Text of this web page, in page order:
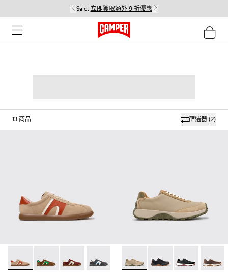
Sale: 立即獲取額外 9 折優惠
篩選器(2)
13商品
Pelotas Soller - K100937-036 - 男裝多色麂皮和皮革運動鞋。
Pelotas Soller - K100937-038
Pelotas Soller - K100937-037
Pelotas Soller - K100937-033
Pelotas Soller - K100937-031
Pelotas Soller -
Pelotas Soller -
Pelotas
Drift Trail - K100928-026 -
Drift Trail - K100928-
Drift Trail -
Drift